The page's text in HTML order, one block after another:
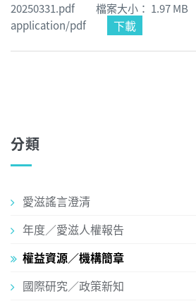
20250331.pdf 檔案大小： 1.97
application/pdf
下載
分類
愛滋謠言澄清
年度／愛滋人權報告
權益資源／機構簡章
國際研究／政策新知